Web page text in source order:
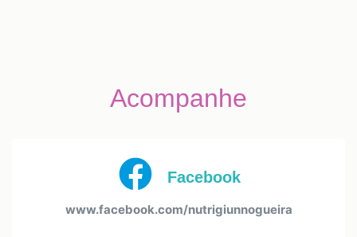
Acompanhe
Facebook
www.facebook.com/nutrigiunnogueira